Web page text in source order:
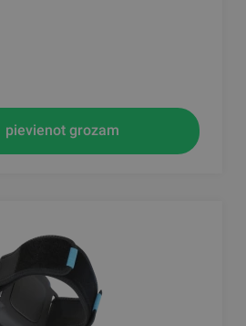
pievienot grozam